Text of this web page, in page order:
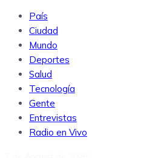
País
Ciudad
Mundo
Deportes
Salud
Tecnología
Gente
Entrevistas
Radio en Vivo